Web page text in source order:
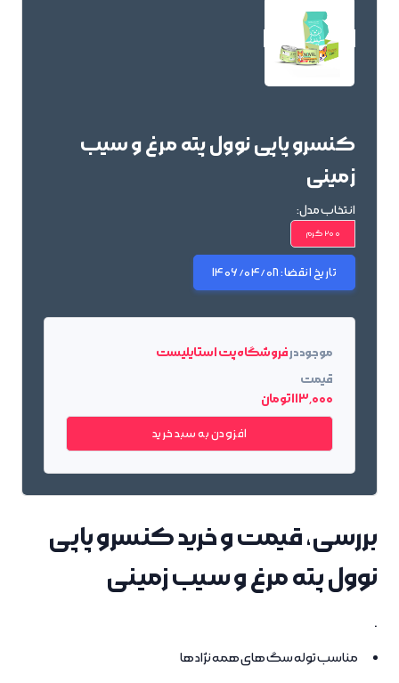
کنسرو پاپی نوول پته مرغ و سیب
زمینی
انتخاب مدل:
200 گرم
تاریخ انقضا:1406/04/08
موجود درفروشگاه پت استایلیست
قیمت
113٬000 تومان
افزودن به سبد خرید
بررسی، قیمت و خرید کنسرو پاپی
نوول پته مرغ و سیب زمینی
.
مناسب توله سگ های همه نژاد ها